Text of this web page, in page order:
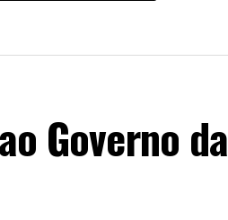
Governo da